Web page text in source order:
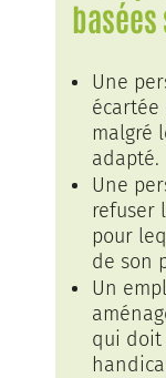
Une
écartée
malgré
adapté.
Une
refuser
pour
de son
Un
qui doit